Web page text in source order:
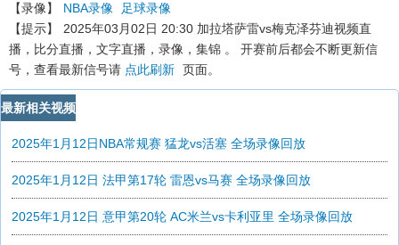
【录像】
NBA录像
足球录像
【提示】
2025年03月02日 20:30 加拉塔萨雷vs梅克泽芬迪视频直
播，比分直播，文字直播，录像，集锦 。 开赛前后都会不断更新信
号，查看最新信号请 点此刷新 页面。
最新相关视频
2025年1月12日NBA常规赛 猛龙vs活塞 全场录像回放
2025年1月12日 法甲第17轮 雷恩vs马赛 全场录像回放
2025年1月12日 意甲第20轮 AC米兰vs卡利亚里 全场录像回放